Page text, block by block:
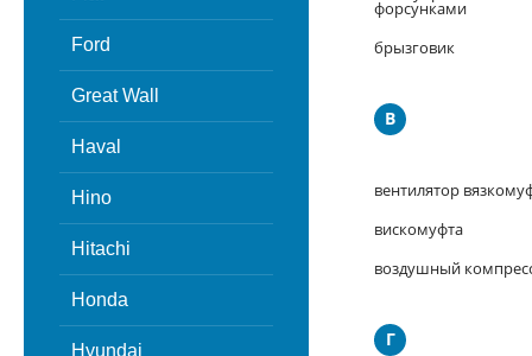
Ford
Great Wall
Haval
Hino
Hitachi
Honda
Hyundai
форсунками
брызговик
В
вентилятор
вискомуфта
воздушный
Г